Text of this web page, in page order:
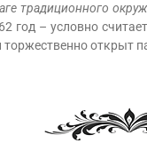
традиционного
год – условно
открыт